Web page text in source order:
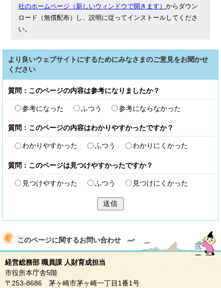
社のホームページ（新しいウィンドウで開きます）からダウン
ロード（無償配布）し、説明に従ってインストールしてくださ
い。
より良いウェブサイトにするためにみなさまのご意見をお聞かせ
ください
質問：このページの内容は参考になりましたか？
参考になった ふつう 参考にならなかった
質問：このページの内容はわかりやすかったですか？
わかりやすかった ふつう わかりにくかった
質問：このページは見つけやすかったですか？
見つけやすかった ふつう 見つけにくかった
送信
このページに関するお問い合わせ
経営総務部 職員課 人財育成担当
市役所本庁舎5階
〒253-8686 茅ヶ崎市茅ヶ崎一丁目1番1号